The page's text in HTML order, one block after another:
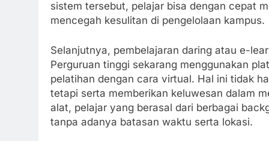
sistem tersebut, pelajar bisa dengan cepat
mencegah kesulitan di pengelolaan kampus.
Selanjutnya, pembelajaran daring atau e-
Perguruan tinggi sekarang menggunakan
pelatihan dengan cara virtual. Hal ini tidak
tetapi serta memberikan keluwesan dalam
alat, pelajar yang berasal dari berbagai
tanpa adanya batasan waktu serta lokasi.